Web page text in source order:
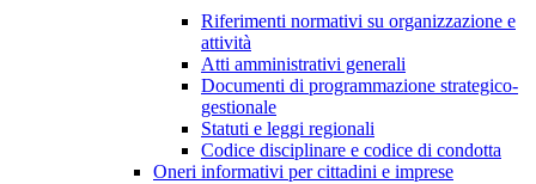
Riferimenti normativi su organizzazione e
attività
Atti amministrativi generali
Documenti di programmazione strategico-
gestionale
Statuti e leggi regionali
Codice disciplinare e codice di condotta
Oneri informativi per cittadini e imprese